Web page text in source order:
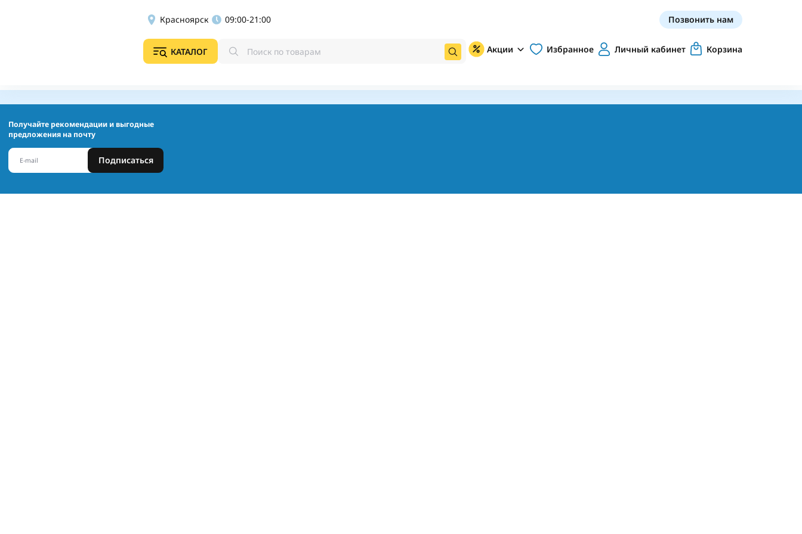
Красноярск 09:00-21:00 Позвонить нам
КАТАЛОГ Акции Избранное Личный кабинет Корзина
Получайте рекомендации и выгодные
предложения на почту
Подписаться